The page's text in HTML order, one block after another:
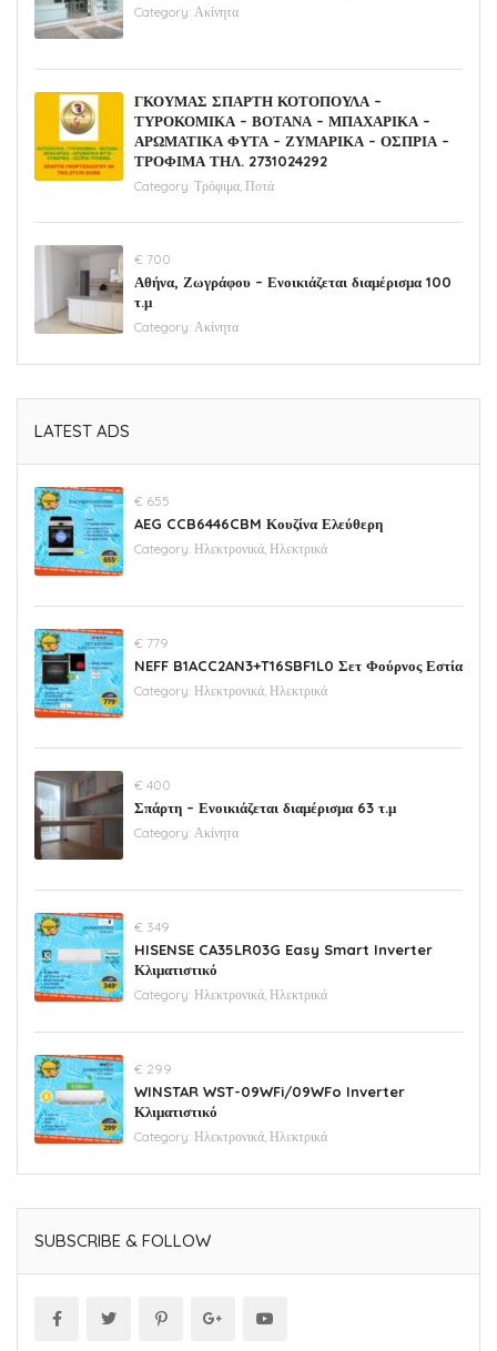
Category: Ακίνητα
ΓΚΟΥΜΑΣ ΣΠΑΡΤΗ ΚΟΤΟΠΟΥΛΑ –
ΤΥΡΟΚΟΜΙΚΑ – ΒΟΤΑΝΑ – ΜΠΑΧΑΡΙΚΑ –
ΑΡΩΜΑΤΙΚΑ ΦΥΤΑ – ΖΥΜΑΡΙΚΑ – ΟΣΠΡΙΑ –
ΤΡΟΦΙΜΑ ΤΗΛ. 2731024292
Category: Τρόφιμα, Ποτά
€ 700
Αθήνα, Ζωγράφου – Ενοικιάζεται διαμέρισμα 100
τ.μ
Category: Ακίνητα
LATEST ADS
€ 655
AEG CCB6446CBM Κουζίνα Ελεύθερη
Category: Ηλεκτρονικά, Ηλεκτρικά
€ 779
NEFF B1ACC2AN3+T16SBF1L0 Σετ Φούρνος Εστία
Category: Ηλεκτρονικά, Ηλεκτρικά
€ 400
Σπάρτη – Ενοικιάζεται διαμέρισμα 63 τ.μ
Category: Ακίνητα
€ 349
HISENSE CA35LR03G Easy Smart Inverter
Κλιματιστικό
Category: Ηλεκτρονικά, Ηλεκτρικά
€ 299
WINSTAR WST-09WFi/09WFo Inverter
Κλιματιστικό
Category: Ηλεκτρονικά, Ηλεκτρικά
SUBSCRIBE & FOLLOW